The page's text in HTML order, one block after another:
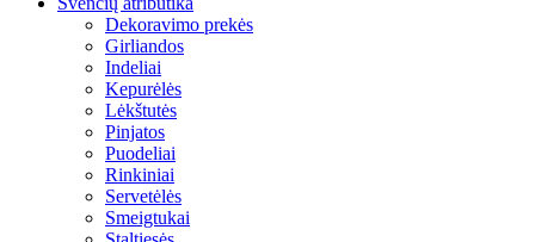
Dekoravimo prekės
Girliandos
Indeliai
Kepurėlės
Lėkštutės
Pinjatos
Puodeliai
Rinkiniai
Servetėlės
Smeigtukai